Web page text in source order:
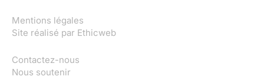
Mentions légales
Site réalisé par Ethicweb
Contactez-nous
Nous soutenir